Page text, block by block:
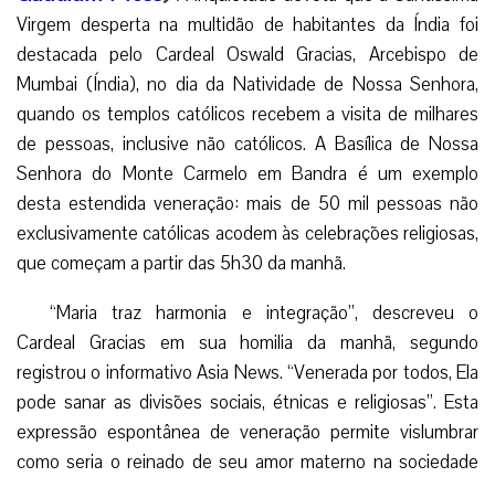
Virgem desperta na multidão de habitantes da Índia foi
destacada pelo Cardeal Oswald Gracias, Arcebispo de
Mumbai (Índia), no dia da Natividade de Nossa Senhora,
quando os templos católicos recebem a visita de milhares
de pessoas, inclusive não católicos. A Basílica de Nossa
Senhora do Monte Carmelo em Bandra é um exemplo
desta estendida veneração: mais de 50 mil pessoas não
exclusivamente católicas acodem às celebrações religiosas,
que começam a partir das 5h30 da manhã.
“Maria traz harmonia e integração”, descreveu o
Cardeal Gracias em sua homilia da manhã, segundo
registrou o informativo Asia News. “Venerada por todos, Ela
pode sanar as divisões sociais, étnicas e religiosas”. Esta
expressão espontânea de veneração permite vislumbrar
como seria o reinado de seu amor materno na sociedade